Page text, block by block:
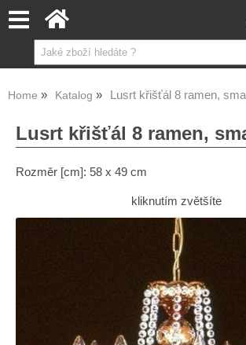
Home Katalog Lusrt křišťál 8 ramen,
Lusrt křišťál 8 ramen,
Rozměr [cm]: 58 x 49 cm
kliknutím zvětšíte